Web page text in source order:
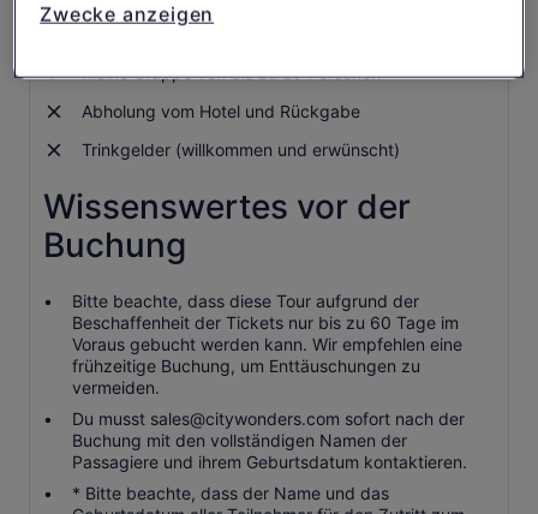
Kleine Gruppe von bis zu 20 Personen
Abholung vom Hotel und Rückgabe
Trinkgelder (willkommen und erwünscht)
Wissenswertes vor der
Buchung
Bitte beachte, dass diese Tour aufgrund der
Beschaffenheit der Tickets nur bis zu 60 Tage im
Voraus gebucht werden kann. Wir empfehlen eine
frühzeitige Buchung, um Enttäuschungen zu
vermeiden.
Du musst sales@citywonders.com sofort nach der
Buchung mit den vollständigen Namen der
Passagiere und ihrem Geburtsdatum kontaktieren.
* Bitte beachte, dass der Name und das
Zwecke anzeigen